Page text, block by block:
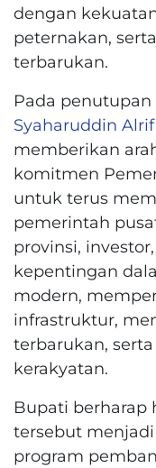
dengan
peternakan,
terbarukan.
Pada
Syaharuddin Alrif
memberikan
komitmen
untuk terus
pemerintah
provinsi,
kepentingan
modern,
infrastruktur,
terbarukan,
kerakyatan.
Bupati berharap
tersebut
program